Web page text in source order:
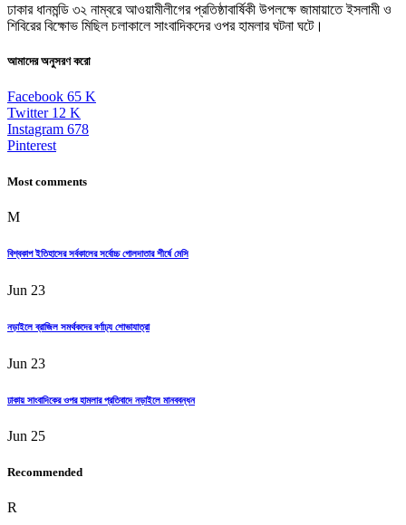
ঢাকার ধানমন্ডি ৩২ নাম্বরে আওয়ামীলীগের প্রতিষ্ঠাবার্ষিকী উপলক্ষে জামায়াতে ইসলামী ও
শিবিরের বিক্ষোভ মিছিল চলাকালে সাংবাদিকদের ওপর হামলার ঘটনা ঘটে।
আমাদের অনুসরণ করো
Facebook 65 K
Twitter 12 K
Instagram 678
Pinterest
Most comments
M
বিশ্বকাপ ইতিহাসের সর্বকালের সর্বোচ্চ গোলদাতার শীর্ষে মেসি
Jun 23
নড়াইলে ব্রাজিল সমর্থকদের বর্ণাঢ্য শোভাযাত্রা
Jun 23
ঢাকায় সাংবাদিকের ওপর হামলার প্রতিবাদে নড়াইলে মানববন্ধন
Jun 25
Recommended
R